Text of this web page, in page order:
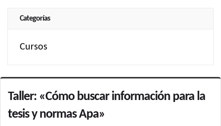
Categorías
Cursos
Taller: «Cómo buscar información para la
tesis y normas Apa»